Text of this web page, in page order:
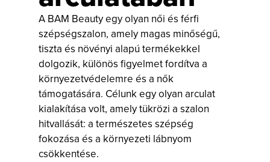
A BAM Beauty egy olyan női és férfi
szépségszalon, amely magas minőségű,
tiszta és növényi alapú termékekkel
dolgozik, különös figyelmet fordítva a
környezetvédelemre és a nők
támogatására. Célunk egy olyan arculat
kialakítása volt, amely tükrözi a szalon
hitvallását: a természetes szépség
fokozása és a környezeti lábnyom
csökkentése.